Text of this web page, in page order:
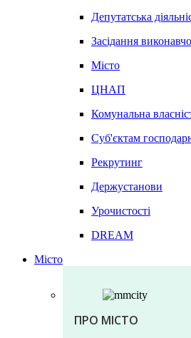
Депутатська
Засідання
Місто
ЦНАП
Комунальна
Суб'єктам
Рекрутинг
Держустанови
Урочистості
DREAM
Місто
ПРО МІСТО